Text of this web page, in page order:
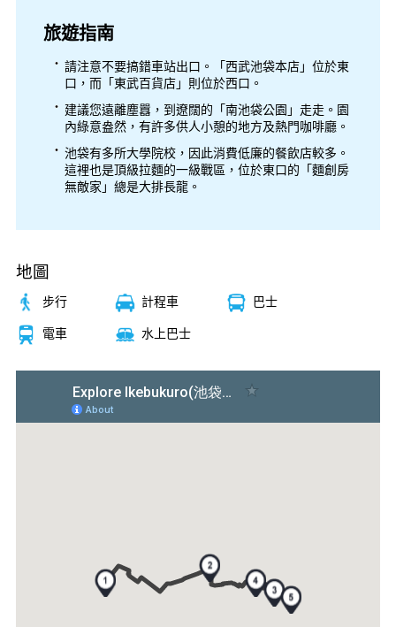
旅遊指南
請注意不要搞錯車站出口。「西武池袋本店」位於東
口，而「東武百貨店」則位於西口。
建議您遠離塵囂，到遼闊的「南池袋公園」走走。園
內綠意盎然，有許多供人小憩的地方及熱門咖啡廳。
池袋有多所大學院校，因此消費低廉的餐飲店較多。
這裡也是頂級拉麵的一級戰區，位於東口的「麵創房
無敵家」總是大排長龍。
地圖
步行 計程車
巴士
電車
水上巴士